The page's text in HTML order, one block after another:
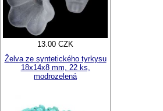
13.00 CZK
Želva ze syntetického tyrkysu
18x14x8 mm, 22 ks,
modrozelená